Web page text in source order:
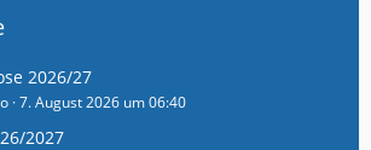
2026/27
7. August 2026 um 06:40
2027